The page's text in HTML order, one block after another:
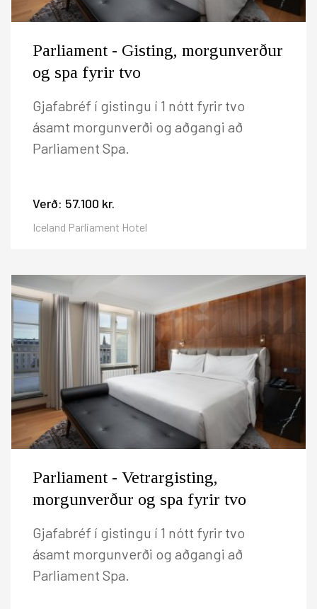
Parliament - Gisting, morgunverður
og spa fyrir tvo
Gjafabréf í gistingu í 1 nótt fyrir tvo
ásamt morgunverði og aðgangi að
Parliament Spa.
Verð: 57.100 kr.
Iceland Parliament Hotel
Parliament - Vetrargisting,
morgunverður og spa fyrir tvo
Gjafabréf í gistingu í 1 nótt fyrir tvo
ásamt morgunverði og aðgangi að
Parliament Spa.